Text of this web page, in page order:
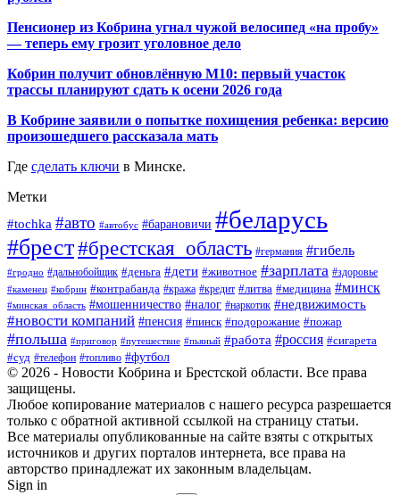
Пенсионер из Кобрина угнал чужой велосипед «на пробу»
— теперь ему грозит уголовное дело
Кобрин получит обновлённую М10: первый участок
трассы планируют сдать к осени 2026 года
В Кобрине заявили о попытке похищения ребенка: версию
произошедшего рассказала мать
Где сделать ключи в Минске.
Метки
#tochka #авто #автобус #барановичи #беларусь
#брест#брестская_область #германия #гибель
#гродно #дальнобойщик #деньга #дети #животное #зарплата #здоровье
#каменец #кобрин #контрабанда #кража #кредит #литва #медицина #минск
#минская_область #мошенничество #налог #наркотик #недвижимость
#новости компаний #пенсия #пинск #подорожание #пожар
#польша #приговор #путешествие #пьяный #работа #россия #сигарета
#суд #телефон #топливо #футбол
© 2026 - Новости Кобрина и Брестской области. Все права
защищены.
Любое копирование материалов с нашего ресурса разрешается
только с обратной активной ссылкой на страницу статьи.
Все материалы опубликованные на сайте взяты с открытых
источников и других порталов интернета, все права на
авторство принадлежат их законным владельцам.
Sign in